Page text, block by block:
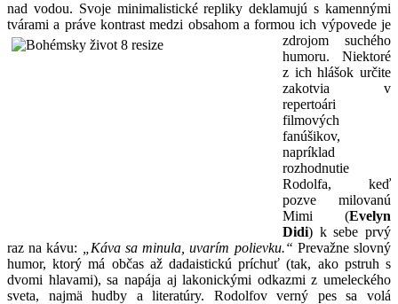
nad vodou. Svoje minimalistické repliky deklamujú s kamennými
tvárami a práve kontrast medzi obsahom a formou ich výpovede je
zdrojom suchého
humoru. Niektoré
z ich hlášok určite
zakotvia v
repertoári
filmových
fanúšikov,
napríklad
rozhodnutie
Rodolfa, keď
pozve milovanú
Mimi (Evelyn
Didi) k sebe prvý
raz na kávu: „Káva sa minula, uvarím polievku.“ Prevažne slovný
humor, ktorý má občas až dadaistickú príchuť (tak, ako pstruh s
dvomi hlavami), sa napája aj lakonickými odkazmi z umeleckého
sveta, najmä hudby a literatúry. Rodolfov verný pes sa volá